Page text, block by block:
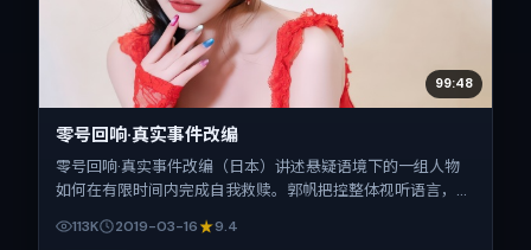
99:48
零号回响·真实事件改编
零号回响·真实事件改编（日本）讲述悬疑语境下的一组人物
如何在有限时间内完成自我救赎。郭帆把控整体视听语言，刘
03-16 起陆续登陆院线与网络平台，春节档前后公映，片长
113K 2019-03-16 9.4